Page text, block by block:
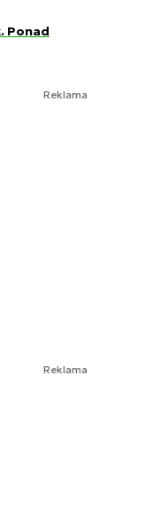
Ponad
Reklama
Reklama